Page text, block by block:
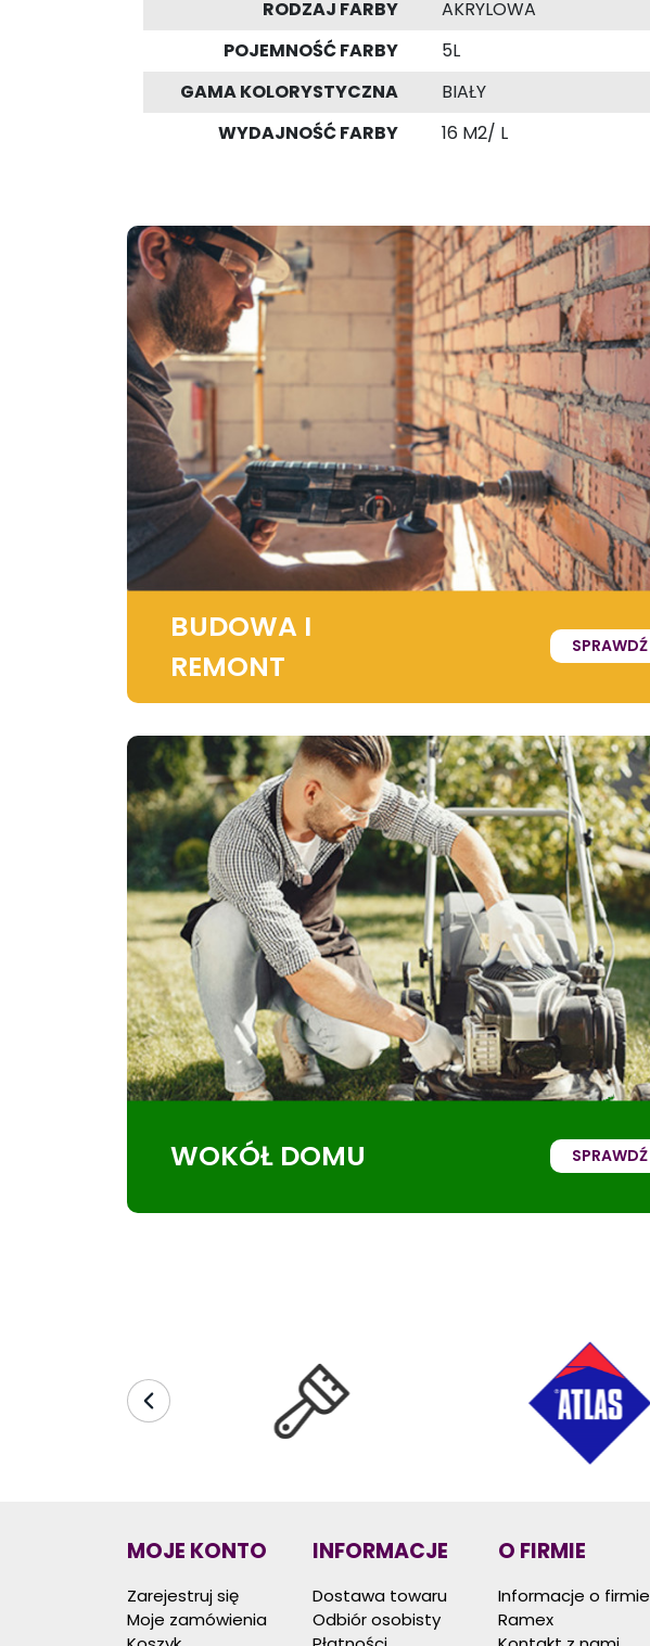
RODZAJ FARBY
AKRYLOWA
POJEMNOŚĆ FARBY
5L
GAMA KOLORYSTYCZNA
BIAŁY
WYDAJNOŚĆ FARBY
16 M2/ L
BUDOWA I
REMONT
SPRAWDŹ
WOKÓŁ DOMU SPRAWDŹ
MOJE KONTO
Zarejestruj się
Moje zamówienia
INFORMACJE
Dostawa towaru
Odbiór osobisty
O FIRMIE
Informacje o firmie
Ramex